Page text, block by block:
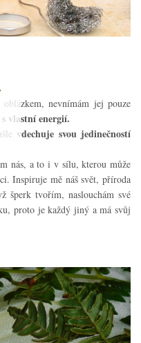
nevnímám jej pouze
vlastní energií.
vdechuje svou jedinečností
nás, a to i v sílu, kterou může
Inspiruje mě náš svět, příroda
šperk tvořím, naslouchám své
proto je každý jiný a má svůj